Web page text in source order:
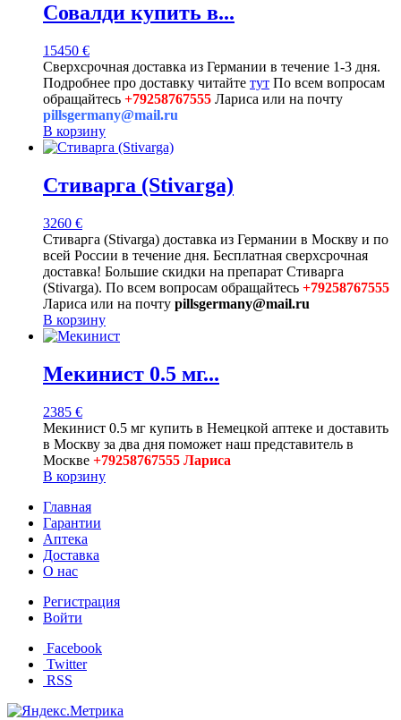
Совалди купить в...
15450 €
Сверхсрочная доставка из Германии в течение 1-3 дня.
Подробнее про доставку читайте тут По всем вопросам
обращайтесь +79258767555 Лариса или на почту
pillsgermany@mail.ru
В корзину
Стиварга (Stivarga)
3260 €
Стиварга (Stivarga) доставка из Германии в Москву и по
всей России в течение дня. Бесплатная сверхсрочная
доставка! Большие скидки на препарат Стиварга
(Stivarga). По всем вопросам обращайтесь +79258767555
Лариса или на почту pillsgermany@mail.ru
В корзину
Мекинист 0.5 мг...
2385 €
Мекинист 0.5 мг купить в Немецкой аптеке и доставить
в Москву за два дня поможет наш представитель в
Москве +79258767555 Лариса
В корзину
Главная
Гарантии
Аптека
Доставка
О нас
Регистрация
Войти
Facebook
Twitter
RSS